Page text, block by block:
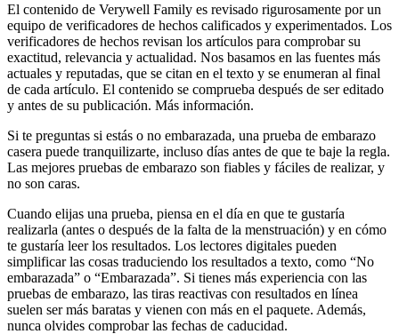
El contenido de Verywell Family es revisado rigurosamente por un
equipo de verificadores de hechos calificados y experimentados. Los
verificadores de hechos revisan los artículos para comprobar su
exactitud, relevancia y actualidad. Nos basamos en las fuentes más
actuales y reputadas, que se citan en el texto y se enumeran al final
de cada artículo. El contenido se comprueba después de ser editado
y antes de su publicación. Más información.
Si te preguntas si estás o no embarazada, una prueba de embarazo
casera puede tranquilizarte, incluso días antes de que te baje la regla.
Las mejores pruebas de embarazo son fiables y fáciles de realizar, y
no son caras.
Cuando elijas una prueba, piensa en el día en que te gustaría
realizarla (antes o después de la falta de la menstruación) y en cómo
te gustaría leer los resultados. Los lectores digitales pueden
simplificar las cosas traduciendo los resultados a texto, como “No
embarazada” o “Embarazada”. Si tienes más experiencia con las
pruebas de embarazo, las tiras reactivas con resultados en línea
suelen ser más baratas y vienen con más en el paquete. Además,
nunca olvides comprobar las fechas de caducidad.